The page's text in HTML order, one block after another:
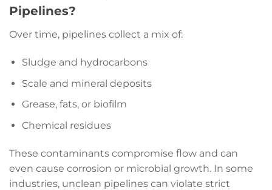
Pipelines?
Over time, pipelines collect a mix of:
Sludge and hydrocarbons
Scale and mineral deposits
Grease, fats, or biofilm
Chemical residues
These contaminants compromise flow and can
even cause corrosion or microbial growth. In some
industries, unclean pipelines can violate strict